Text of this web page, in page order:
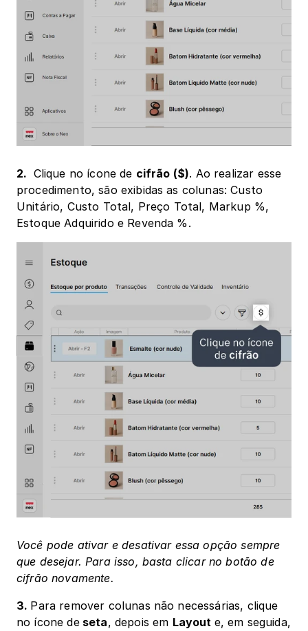
2. Clique no ícone de cifrão ($). Ao realizar esse
procedimento, são exibidas as colunas: Custo
Unitário, Custo Total, Preço Total, Markup %,
Estoque Adquirido e Revenda %.
Você pode ativar e desativar essa opção sempre
que desejar. Para isso, basta clicar no botão de
cifrão novamente.
3. Para remover colunas não necessárias, clique
no ícone de seta, depois em Layout e, em seguida,